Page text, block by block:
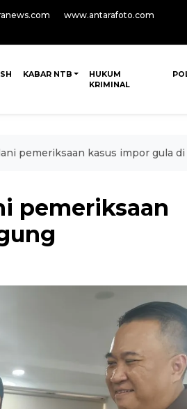
www.antarafoto.com
KABAR NTB
HUKUM
KRIMINAL
pemeriksaan kasus impor gula di
pemeriksaan